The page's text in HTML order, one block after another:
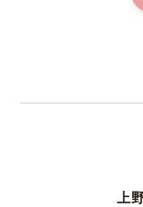
上